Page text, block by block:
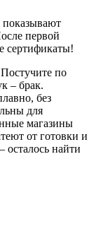
первой
сертификаты!
по
– брак.
без
для
магазины
от готовки и
осталось найти